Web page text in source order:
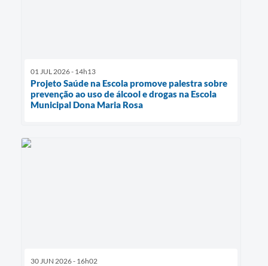
01 JUL 2026 - 14h13
Projeto Saúde na Escola promove palestra sobre
prevenção ao uso de álcool e drogas na Escola
Municipal Dona Maria Rosa
30 JUN 2026 - 16h02